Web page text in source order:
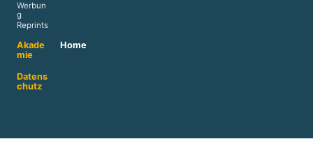
Werbun
g
Reprints
Akade
mie
Home
Datens
chutz